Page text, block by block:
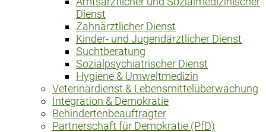
Dienst
Zahnärztlicher Dienst
Kinder- und Jugendärztlicher Dienst
Suchtberatung
Sozialpsychiatrischer Dienst
Hygiene & Umweltmedizin
Veterinärdienst & Lebensmittelüberwachung
Integration & Demokratie
Behindertenbeauftragter
Partnerschaft für Demokratie (PfD)